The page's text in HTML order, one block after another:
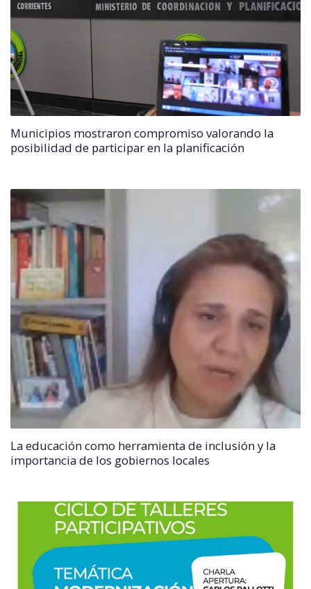
Municipios mostraron compromiso valorando la
posibilidad de participar en la planificación
La educación como herramienta de inclusión y la
importancia de los gobiernos locales